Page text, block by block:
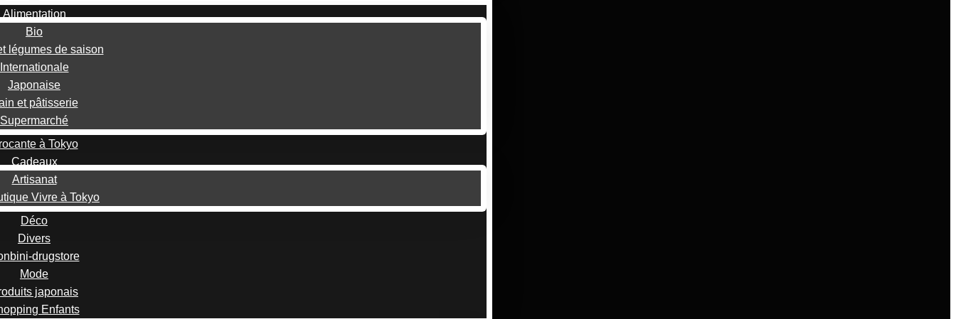
Alimentation
Bio
légumes de saison
Internationale
Japonaise
et pâtisserie
Supermarché
à Tokyo
Cadeaux
Artisanat
Vivre à Tokyo
Déco
Divers
drugstore
Mode
japonais
Enfants